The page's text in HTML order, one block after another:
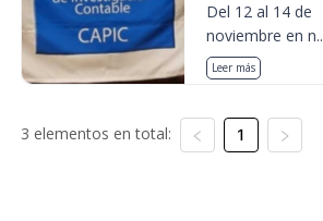
Del 12 al 14 de
noviembre en
Leer más
3 elementos en total: 1